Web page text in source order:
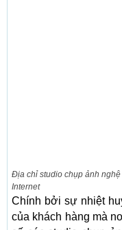
Địa chỉ studio chụp ảnh
Internet
Chính bởi sự nhiệt
của khách hàng mà